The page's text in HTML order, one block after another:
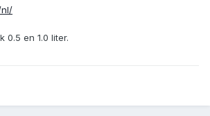
nl/
0.5 en 1.0 liter.